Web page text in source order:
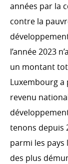
années par la
contre la
l’année 2023
un montant
Luxembourg a
revenu
tenons depuis
parmi les pays
des plus